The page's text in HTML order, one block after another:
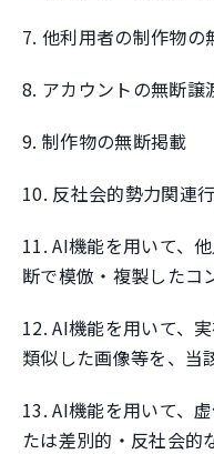
7. 他利用者の制作物の
8. アカウントの無断譲
9. 制作物の無断掲載
10. 反社会的勢力関連
11. AI機能を用いて、
断で模倣・複製したコ
12. AI機能を用いて、
類似した画像等を、当
13. AI機能を用いて、
たは差別的・反社会的